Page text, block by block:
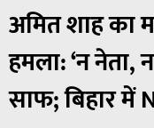
अमित शाह का
हमला: ‘न नेता,
साफ; बिहार में